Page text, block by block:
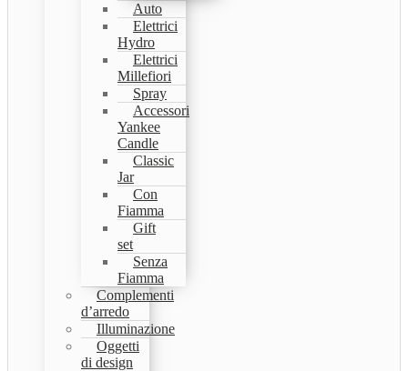
Auto
Elettrici
Hydro
Elettrici
Millefiori
Spray
Accessori
Yankee
Candle
Classic
Jar
Con
Fiamma
Gift
set
Senza
Fiamma
Complementi
d’arredo
Illuminazione
Oggetti
di design